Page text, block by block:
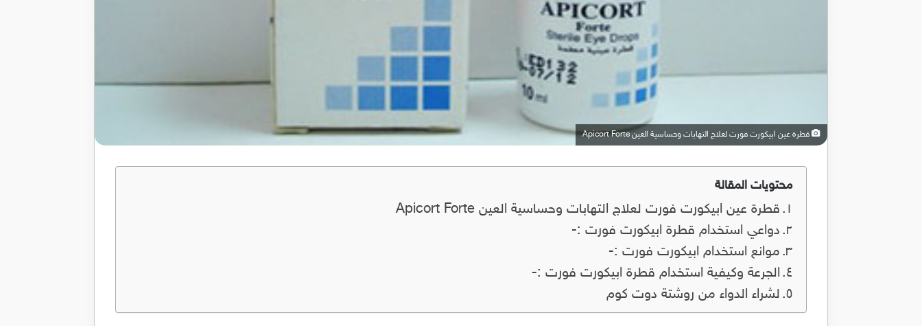
قطرة عين ابيكورت فورت لعلاج التهابات وحساسية العين Apicort Forte
محتويات المقالة
قطرة عين ابيكورت فورت لعلاج التهابات وحساسية العين Apicort Forte
دواعي استخدام قطرة ابيكورت فورت :-
موانع استخدام ابيكورت فورت :-
الجرعة وكيفية استخدام قطرة ابيكورت فورت :-
لشراء الدواء من روشتة دوت كوم